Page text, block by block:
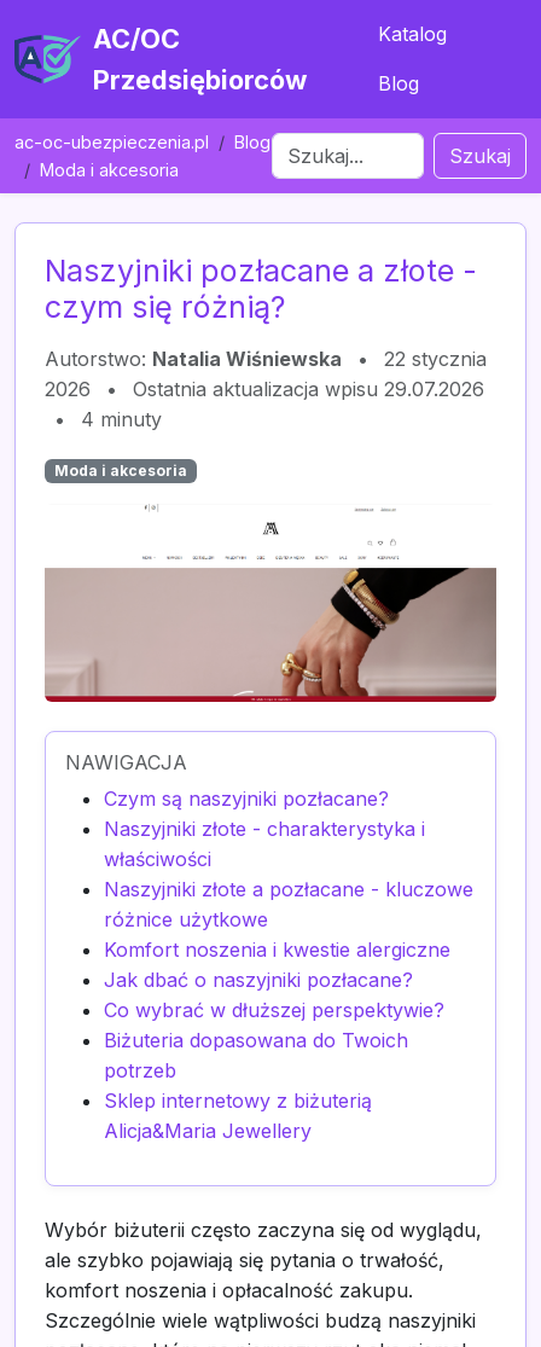
AC/OC
Przedsiębiorców
Katalog
Blog
ac-oc-ubezpieczenia.pl
Blog
Moda i akcesoria
Szukaj
Naszyjniki pozłacane a złote -
czym się różnią?
Autorstwo: Natalia Wiśniewska •
22 stycznia
2026
•
Ostatnia aktualizacja wpisu 29.07.2026
•
4 minuty
Moda i akcesoria
NAWIGACJA
Czym są naszyjniki pozłacane?
Naszyjniki złote - charakterystyka i
właściwości
Naszyjniki złote a pozłacane - kluczowe
różnice użytkowe
Komfort noszenia i kwestie alergiczne
Jak dbać o naszyjniki pozłacane?
Co wybrać w dłuższej perspektywie?
Biżuteria dopasowana do Twoich
potrzeb
Sklep internetowy z biżuterią
Alicja&Maria Jewellery
Wybór biżuterii często zaczyna się od wyglądu,
ale szybko pojawiają się pytania o trwałość,
komfort noszenia i opłacalność zakupu.
Szczególnie wiele wątpliwości budzą naszyjniki